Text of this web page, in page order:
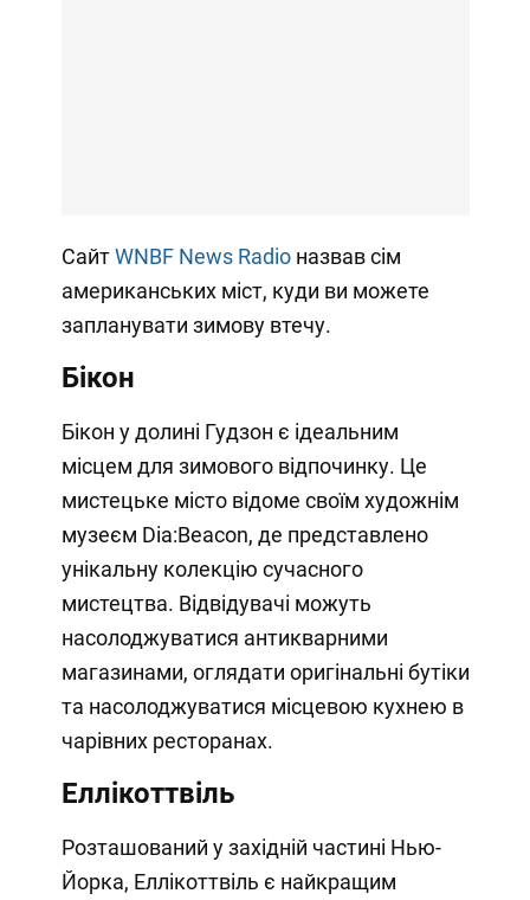
СайтWNBF News Radioназвав сім
американських міст, куди ви можете
запланувати зимову втечу.
Бікон
Бікон у долині Гудзон є ідеальним
місцем для зимового відпочинку. Це
мистецьке місто відоме своїм художнім
музеєм Dia:Beacon, де представлено
унікальну колекцію сучасного
мистецтва. Відвідувачі можуть
насолоджуватися антикварними
магазинами, оглядати оригінальні бутіки
та насолоджуватися місцевою кухнею в
чарівних ресторанах.
Еллікоттвіль
Розташований у західній частині Нью-
Йорка, Еллікоттвіль є найкращим